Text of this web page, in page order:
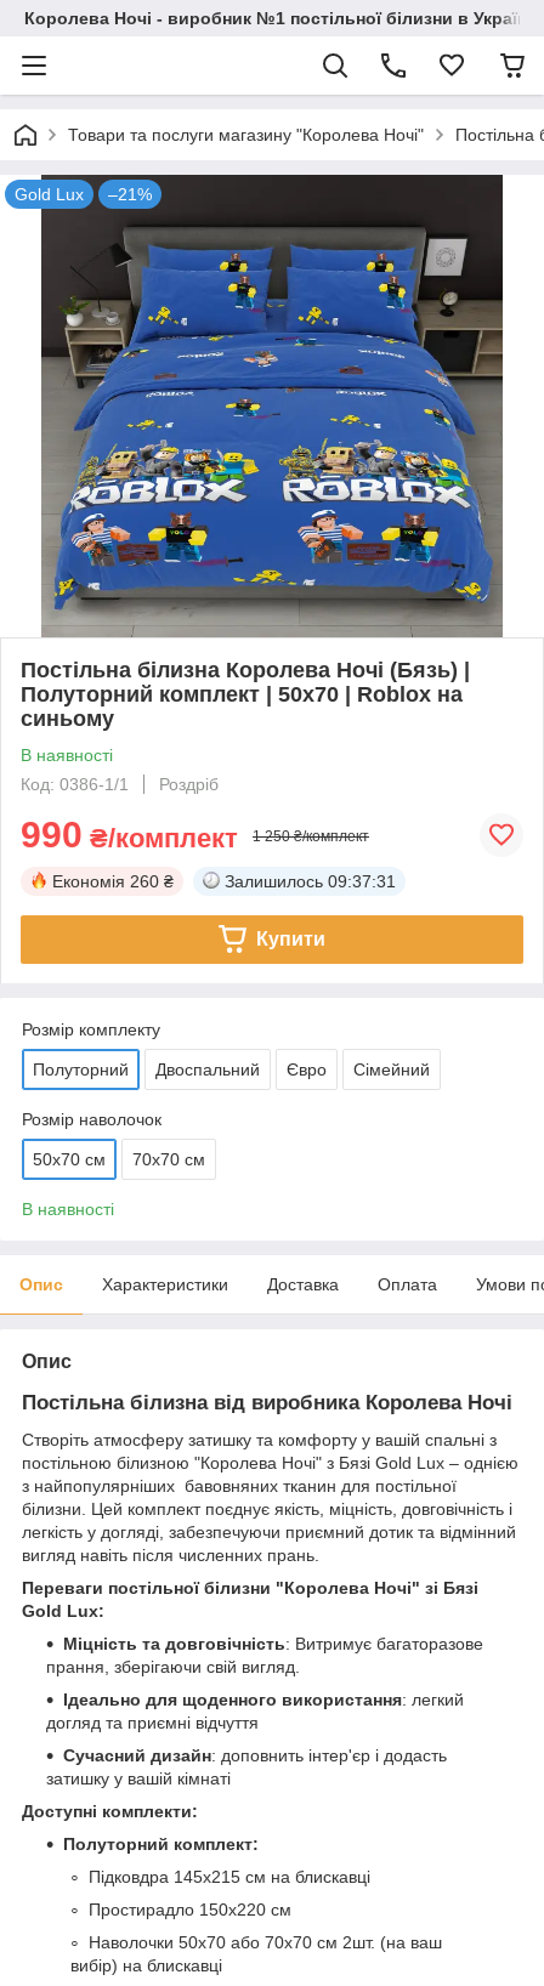
Королева Ночі - виробник №1 постільної білизни в Україні
Товари та послуги магазину "Королева Ночі" Постільна
Gold Lux –21%
Постільна білизна Королева Ночі (Бязь) |
Полуторний комплект | 50х70 | Roblox на
синьому
В наявності
Код: 0386-1/1
Роздріб
990 ₴/комплект 1 250 ₴/комплект
Економія 260 ₴ Залишилось 09:37:30
Купити
Розмір комплекту
Полуторний Двоспальний Євро Сімейний
Розмір наволочок
50х70 см 70х70 см
В наявності
Опис Характеристики Доставка Оплата Умови
Опис
Постільна білизна від виробника Королева Ночі
Створіть атмосферу затишку та комфорту у вашій спальні з
постільною білизною "Королева Ночі" з Бязі Gold Lux – однією
з найпопулярніших бавовняних тканин для постільної
білизни. Цей комплект поєднує якість, міцність, довговічність і
легкість у догляді, забезпечуючи приємний дотик та відмінний
вигляд навіть після численних прань.
Переваги постільної білизни "Королева Ночі" зі Бязі
Gold Lux:
Міцність та довговічність: Витримує багаторазове
прання, зберігаючи свій вигляд.
Ідеально для щоденного використання: легкий
догляд та приємні відчуття
Сучасний дизайн: доповнить інтер'єр і додасть
затишку у вашій кімнаті
Доступні комплекти:
Полуторний комплект:
Підковдра 145х215 см на блискавці
Простирадло 150х220 см
Наволочки 50х70 або 70х70 см 2шт. (на ваш
вибір) на блискавці